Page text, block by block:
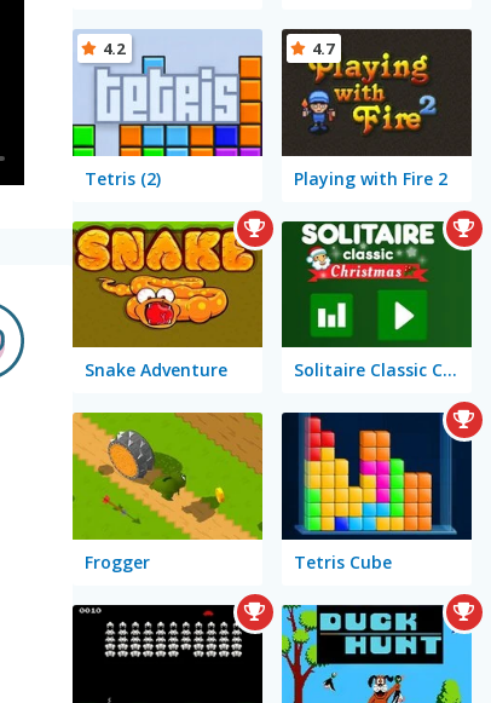
Tetris (2)
4.2
Playing with Fire 2
4.7
Snake Adventure Solitaire Classic Christmas
Frogger Tetris Cube